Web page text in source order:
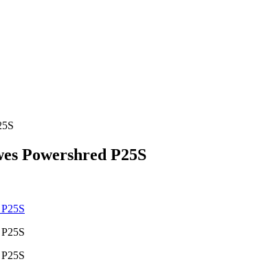
Powershred P25S